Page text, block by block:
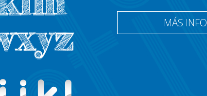
MÁS INFO